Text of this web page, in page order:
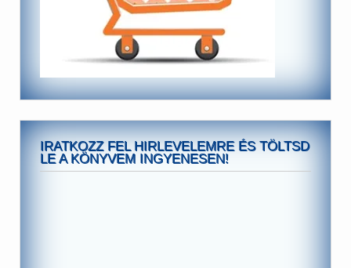
IRATKOZZ FEL HIRLEVELEMRE ÉS TÖLTSD
LE A KÖNYVEM INGYENESEN!